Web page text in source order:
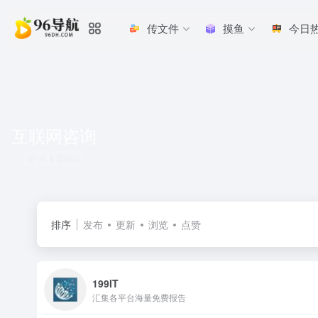
传文件 摸鱼 今日
排序 发布 更新 浏览 点赞
199IT
汇集各平台海量免费报告